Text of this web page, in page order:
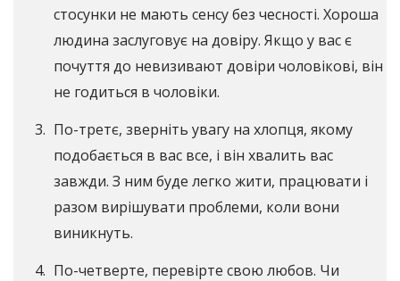
стосунки не мають сенсу без чесності. Хороша
людина заслуговує на довіру. Якщо у вас є
почуття до невизивают довіри чоловікові, він
не годиться в чоловіки.
По-третє, зверніть увагу на хлопця, якому
подобається в вас все, і він хвалить вас
завжди. З ним буде легко жити, працювати і
разом вирішувати проблеми, коли вони
виникнуть.
По-четверте, перевірте свою любов. Чи